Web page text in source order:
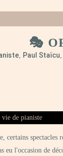
🎭
, Paul Staïcu,
certains
eu l'occasion de